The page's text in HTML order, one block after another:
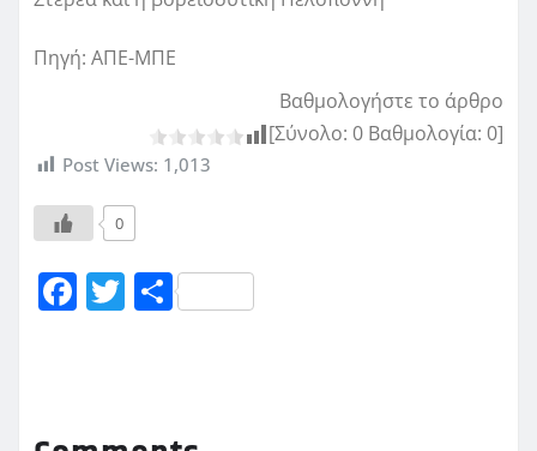
Πηγή: ΑΠΕ-ΜΠΕ
Βαθμολογήστε το άρθρο
[Σύνολο: 0 Βαθμολογία: 0]
Post Views: 1,013
0
F T Μ